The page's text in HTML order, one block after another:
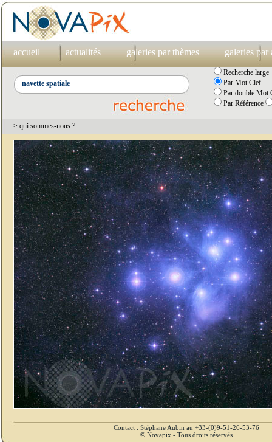
accueil actualités galeries par thèmes galeries par
Recherche large
Par Mot Clef
Par double Mot
Par Référence
> qui sommes-nous ?
Contact : Stéphane Aubin au +33-(0)9-51-26-53-76
© Novapix - Tous droits réservés